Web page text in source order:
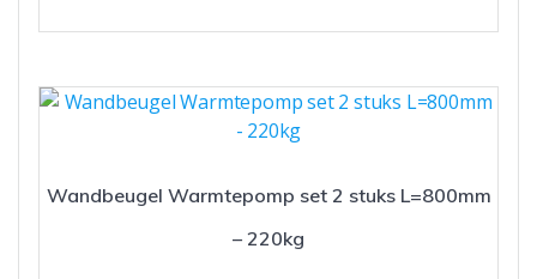
Wandbeugel Warmtepomp set 2 stuks L=800mm
– 220kg